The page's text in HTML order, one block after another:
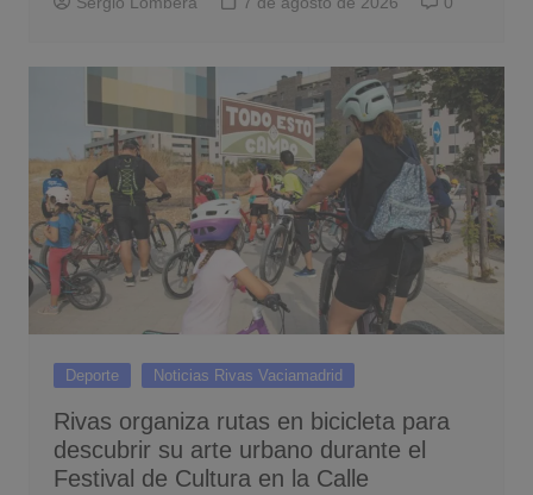
Deporte Noticias Rivas Vaciamadrid
Rivas organiza rutas en bicicleta para
descubrir su arte urbano durante el
Festival de Cultura en la Calle